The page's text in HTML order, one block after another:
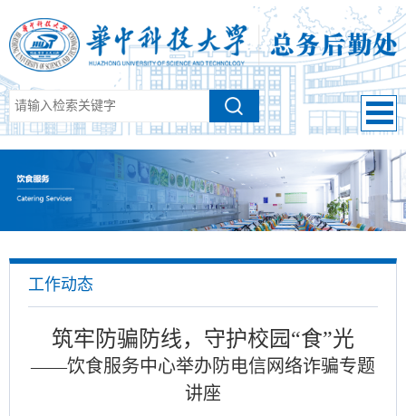
工作动态
筑牢防骗防线，守护校园“食”光
——饮食服务中心举办防电信网络诈骗专题
讲座